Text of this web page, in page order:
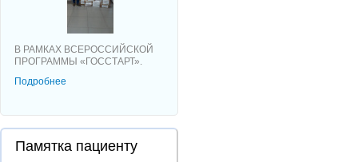
В РАМКАХ ВСЕРОССИЙСКОЙ
ПРОГРАММЫ «ГОССТАРТ».
Подробнее
Памятка пациенту